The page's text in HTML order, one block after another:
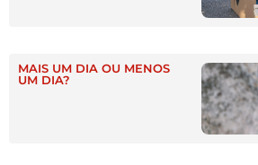
MAIS UM DIA OU MENOS
UM DIA?